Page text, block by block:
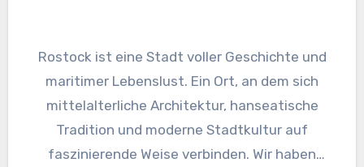
Rostock ist eine Stadt voller Geschichte und
maritimer Lebenslust. Ein Ort, an dem sich
mittelalterliche Architektur, hanseatische
Tradition und moderne Stadtkultur auf
faszinierende Weise verbinden. Wir haben